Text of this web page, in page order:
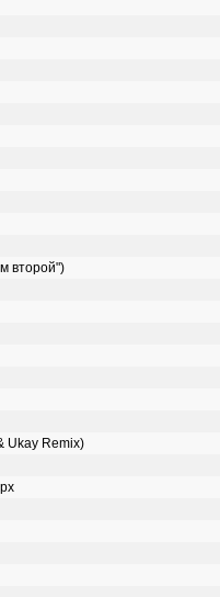
второй")
Ukay Remix)